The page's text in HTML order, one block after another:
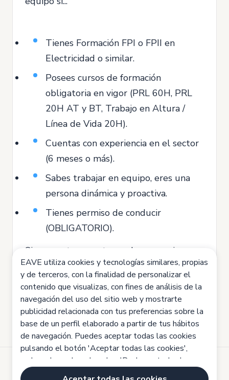
Tienes Formación FPI o FPII en
Electricidad o similar.
Posees cursos de formación
obligatoria en vigor (PRL 60H, PRL
20H AT y BT, Trabajo en Altura /
Línea de Vida 20H).
Cuentas con experiencia en el sector
(6 meses o más).
Sabes trabajar en equipo, eres una
persona dinámica y proactiva.
Tienes permiso de conducir
(OBLIGATORIO).
Si compartes nuestros valores y quieres
formar parte del cambio, ¡inscríbete en la
oferta y sé parte de EAVE!
Desarrollado por
EAVE utiliza cookies y tecnologías similares, propias
y de terceros, con la finalidad de personalizar el
contenido que visualizas, con fines de análisis de la
navegación del uso del sitio web y mostrarte
publicidad relacionada con tus preferencias sobre la
base de un perfil elaborado a partir de tus hábitos
de navegación. Puedes aceptar todas las cookies
pulsando el botón 'Aceptar todas las cookies',
rechazarlas pulsando sobre 'Rechazar todas las
cookies' o configurarlas haciendo clic en